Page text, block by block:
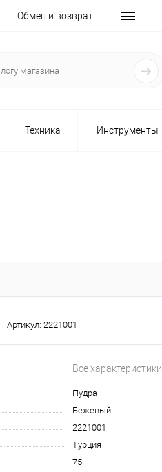
Обмен и возврат
Техника Инструменты
Артикул: 2221001
Все характеристики
Пудра
Бежевый
2221001
Турция
75